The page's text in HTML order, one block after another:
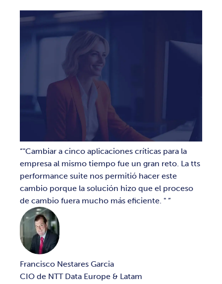
"Cambiar a cinco aplicaciones críticas para la
empresa al mismo tiempo fue un gran reto. La tts
performance suite nos permitió hacer este
cambio porque la solución hizo que el proceso
de cambio fuera mucho más eficiente. "
Francisco Nestares Garcia
CIO de NTT Data Europe & Latam